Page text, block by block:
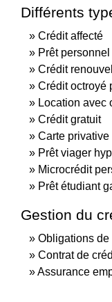
Différents
Crédit affecté
Prêt personnel
Crédit
Crédit octroyé
Location avec
Crédit gratuit
Carte
Prêt viager
Microcrédit
Prêt étudiant
Gestion du
Obligations
Contrat de
Assurance